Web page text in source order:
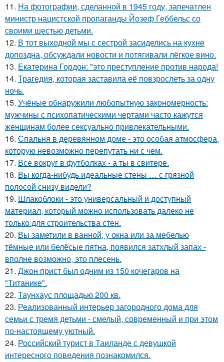
11. На фотографии, сделанной в 1945 году, запечатлен
министр нацистской пропаганды Йозеф Геббельс со
своими шестью детьми.
12. В тот выходной мы с сестрой засиделись на кухне
допоздна, обсуждали новости и потягивали лёгкое вино.
13. Екатерина Гордон: "это преступление против народа!
14. Трагедия, которая заставила её повзрослеть за одну
ночь.
15. Учёные обнаружили любопытную закономерность:
мужчины с психопатическими чертами часто кажутся
женщинам более сексуально привлекательными.
16. Спальня в деревянном доме - это особая атмосфера,
которую невозможно перепутать ни с чем.
17. Все вокруг в футболках - а ты в свитере.
18. Вы когда-нибудь идеальные стены … с грязной
полосой снизу видели?
19. Шлакоблоки - это универсальный и доступный
материал, который можно использовать далеко не
только для строительства стен.
20. Вы заметили в ванной, у окна или за мебелью
тёмные или белёсые пятна, появился затхлый запах -
вполне возможно, это плесень.
21. Джон прист был одним из 150 кочегаров на
"Титанике".
22. Таунхаус площадью 200 кв.
23. Реализованный интерьер загородного дома для
семьи с тремя детьми - смелый, современный и при этом
по-настоящему уютный.
24. Российский турист в Таиланде с девушкой
интересного поведения познакомился.